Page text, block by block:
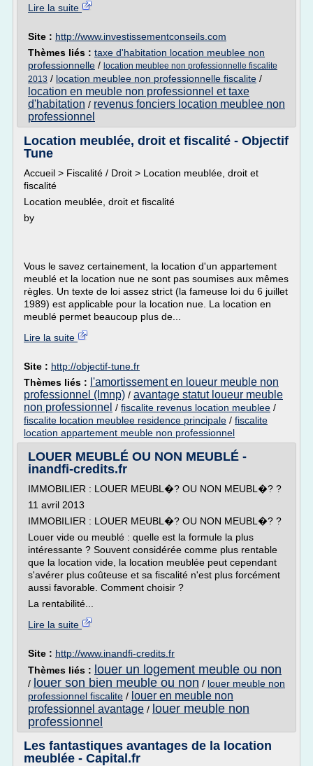
Lire la suite
Site : http://www.investissementconseils.com
Thèmes liés : taxe d'habitation location meublee non
professionnelle / location meublee non professionnelle fiscalite
2013 / location meublee non professionnelle fiscalite /
location en meuble non professionnel et taxe
d'habitation / revenus fonciers location meublee non
professionnel
Location meublée, droit et fiscalité - Objectif
Tune
Accueil > Fiscalité / Droit > Location meublée, droit et
fiscalité
Location meublée, droit et fiscalité
by
Vous le savez certainement, la location d'un appartement
meublé et la location nue ne sont pas soumises aux mêmes
règles. Un texte de loi assez strict (la fameuse loi du 6 juillet
1989) est applicable pour la location nue. La location en
meublé permet beaucoup plus de...
Lire la suite
Site : http://objectif-tune.fr
Thèmes liés : l'amortissement en loueur meuble non
professionnel (lmnp) / avantage statut loueur meuble
non professionnel / fiscalite revenus location meublee /
fiscalite location meublee residence principale / fiscalite
location appartement meuble non professionnel
LOUER MEUBLÉ OU NON MEUBLÉ -
inandfi-credits.fr
IMMOBILIER : LOUER MEUBL�? OU NON MEUBL�? ?
11 avril 2013
IMMOBILIER : LOUER MEUBL�? OU NON MEUBL�? ?
Louer vide ou meublé : quelle est la formule la plus
intéressante ? Souvent considérée comme plus rentable
que la location vide, la location meublée peut cependant
s'avérer plus coûteuse et sa fiscalité n'est plus forcément
aussi favorable. Comment choisir ?
La rentabilité...
Lire la suite
Site : http://www.inandfi-credits.fr
Thèmes liés : louer un logement meuble ou non
/ louer son bien meuble ou non / louer meuble non
professionnel fiscalite / louer en meuble non
professionnel avantage / louer meuble non
professionnel
Les fantastiques avantages de la location
meublée - Capital.fr